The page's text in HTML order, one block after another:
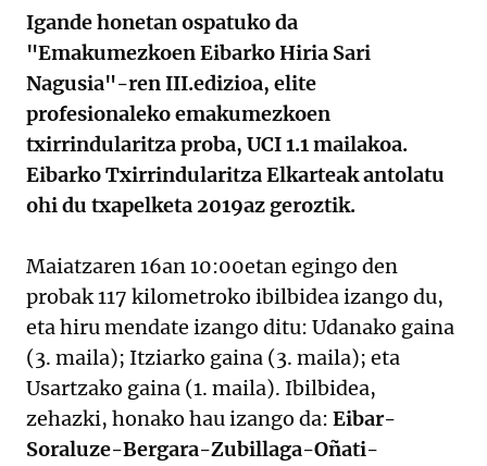
Igande honetan ospatuko da
"Emakumezkoen Eibarko Hiria Sari
Nagusia"-ren III.edizioa, elite
profesionaleko emakumezkoen
txirrindularitza proba, UCI 1.1 mailakoa.
Eibarko Txirrindularitza Elkarteak antolatu
ohi du txapelketa 2019az geroztik.
Maiatzaren 16an 10:00etan egingo den
probak 117 kilometroko ibilbidea izango du,
eta hiru mendate izango ditu: Udanako gaina
(3. maila); Itziarko gaina (3. maila); eta
Usartzako gaina (1. maila). Ibilbidea,
zehazki, honako hau izango da: Eibar-
Soraluze-Bergara-Zubillaga-Oñati-